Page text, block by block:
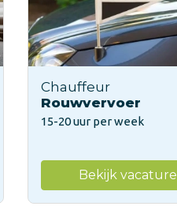
Chauffeur
Rouwvervoer
15-20 uur per week
Bekijk vacature